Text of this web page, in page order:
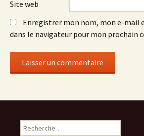
Site web
Enregistrer mon nom, mon e-mail
dans le navigateur pour mon prochain
R